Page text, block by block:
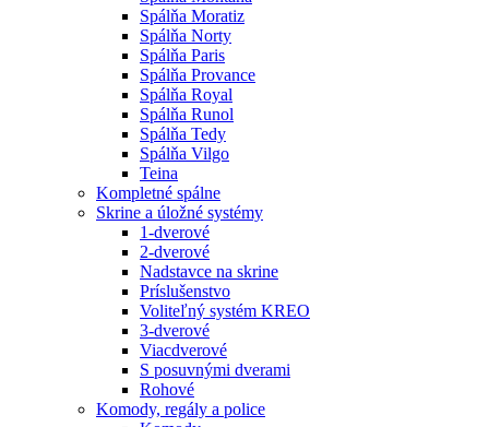
Spálňa Moratiz
Spálňa Norty
Spálňa Paris
Spálňa Provance
Spálňa Royal
Spálňa Runol
Spálňa Tedy
Spálňa Vilgo
Teina
Kompletné spálne
Skrine a úložné systémy
1-dverové
2-dverové
Nadstavce na skrine
Príslušenstvo
Voliteľný systém KREO
3-dverové
Viacdverové
S posuvnými dverami
Rohové
Komody, regály a police